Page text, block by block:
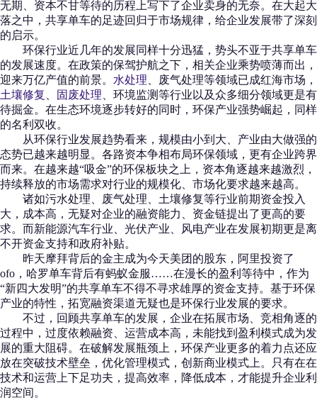
无期、资本不甘等待的历程上写下了企业卖身的无奈。在大起大
落之中，共享单车的足迹回归于市场规律，给企业发展带了深刻
的启示。
环保行业近几年的发展同样十分迅猛，势头不亚于共享单车
的发展速度。在政策的保驾护航之下，相关企业乘势喷薄而出，
迎来万亿产值的前景。 水处理 、废气处理等领域已成红海市场，
土壤修复
固废处理 、环境监测等行业以及众多细分领域更是有
待掘金。在生态环境逐步转好的同时，环保产业强势崛起，同样
的名利双收。
从环保行业发展趋势看来，规模由小到大、产业由大做强的
态势已越来越明显。各路资本争相布局环保领域，更有企业跨界
而来。在越来越“吸金”的环保板块之上，资本角逐越来越激烈，
持续释放的市场需求对行业的规模化、市场化要求越来越高。
诸如污水处理、废气处理、土壤修复等行业前期资金投入
大，成本高，无疑对企业的融资能力、资金链提出了更高的要
求。而新能源汽车行业、光伏产业、风电产业在发展初期更是离
不开资金支持和政府补贴。
昨天摩拜背后的金主成为今天美团的股东，阿里投资了
ofo，哈罗单车背后有蚂蚁金服……在漫长的盈利等待中，作为
“新四大发明”的共享单车不得不寻求雄厚的资金支持。基于环保
产业的特性，拓宽融资渠道无疑也是环保行业发展的要求。
不过，回顾共享单车的发展，企业在拓展市场、竞相角逐的
过程中，过度依赖融资、运营成本高，未能找到盈利模式成为发
展的重大阻碍。在破解发展瓶颈上，环保产业更多的着力点还应
放在突破技术壁垒，优化管理模式，创新商业模式上。只有在在
技术和运营上下足功夫，提高效率，降低成本，才能提升企业利
润空间。